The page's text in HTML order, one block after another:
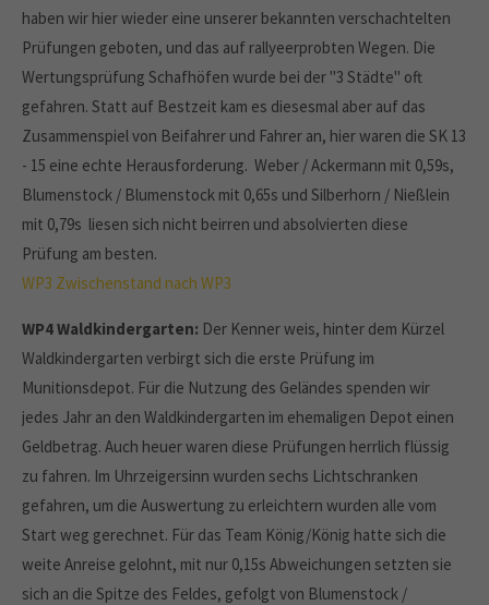
haben wir hier wieder eine unserer bekannten verschachtelten
Prüfungen geboten, und das auf rallyeerprobten Wegen. Die
Wertungsprüfung Schafhöfen wurde bei der "3 Städte" oft
gefahren. Statt auf Bestzeit kam es diesesmal aber auf das
Zusammenspiel von Beifahrer und Fahrer an, hier waren die SK 13
- 15 eine echte Herausforderung. Weber / Ackermann mit 0,59s,
Blumenstock / Blumenstock mit 0,65s und Silberhorn / Nießlein
mit 0,79s liesen sich nicht beirren und absolvierten diese
Prüfung am besten.
WP3 Zwischenstand nach WP3
WP4 Waldkindergarten: Der Kenner weis, hinter dem Kürzel
Waldkindergarten verbirgt sich die erste Prüfung im
Munitionsdepot. Für die Nutzung des Geländes spenden wir
jedes Jahr an den Waldkindergarten im ehemaligen Depot einen
Geldbetrag. Auch heuer waren diese Prüfungen herrlich flüssig
zu fahren. Im Uhrzeigersinn wurden sechs Lichtschranken
gefahren, um die Auswertung zu erleichtern wurden alle vom
Start weg gerechnet. Für das Team König/König hatte sich die
weite Anreise gelohnt, mit nur 0,15s Abweichungen setzten sie
sich an die Spitze des Feldes, gefolgt von Blumenstock /